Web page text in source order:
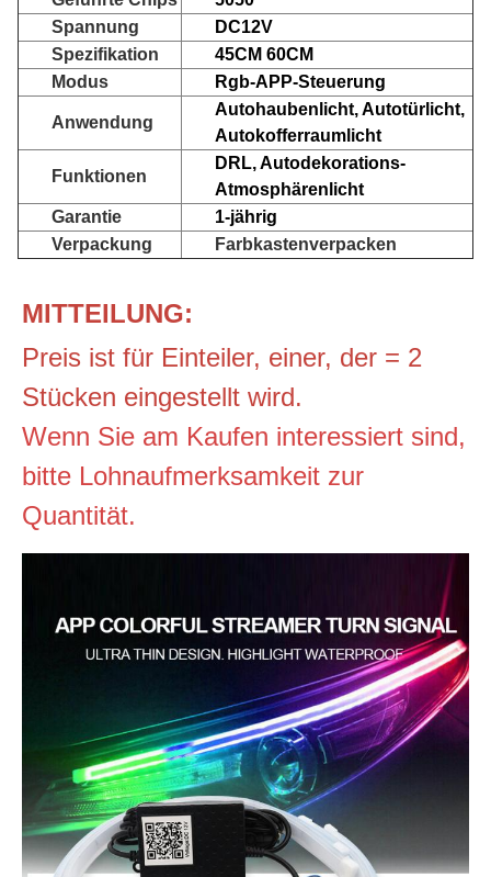
Spannung
DC12V
Spezifikation
45CM 60CM
Modus
Rgb-APP-Steuerung
Anwendung
Autohaubenlicht, Autotürlicht,
Autokofferraumlicht
Funktionen
DRL, Autodekorations-
Atmosphärenlicht
Garantie
1-jährig
Verpackung
Farbkastenverpacken
MITTEILUNG:
Preis ist für Einteiler, einer, der = 2
Stücken eingestellt wird.
Wenn Sie am Kaufen interessiert sind,
bitte Lohnaufmerksamkeit zur
Quantität.